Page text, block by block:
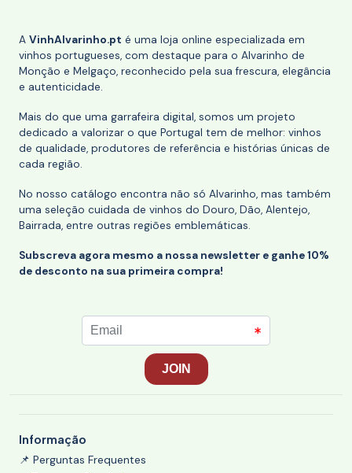
A VinhAlvarinho.pt é uma loja online especializada em
vinhos portugueses, com destaque para o Alvarinho de
Monção e Melgaço, reconhecido pela sua frescura, elegância
e autenticidade.
Mais do que uma garrafeira digital, somos um projeto
dedicado a valorizar o que Portugal tem de melhor: vinhos
de qualidade, produtores de referência e histórias únicas de
cada região.
No nosso catálogo encontra não só Alvarinho, mas também
uma seleção cuidada de vinhos do Douro, Dão, Alentejo,
Bairrada, entre outras regiões emblemáticas.
Subscreva agora mesmo a nossa newsletter e ganhe 10%
de desconto na sua primeira compra!
Informação
📌 Perguntas Frequentes